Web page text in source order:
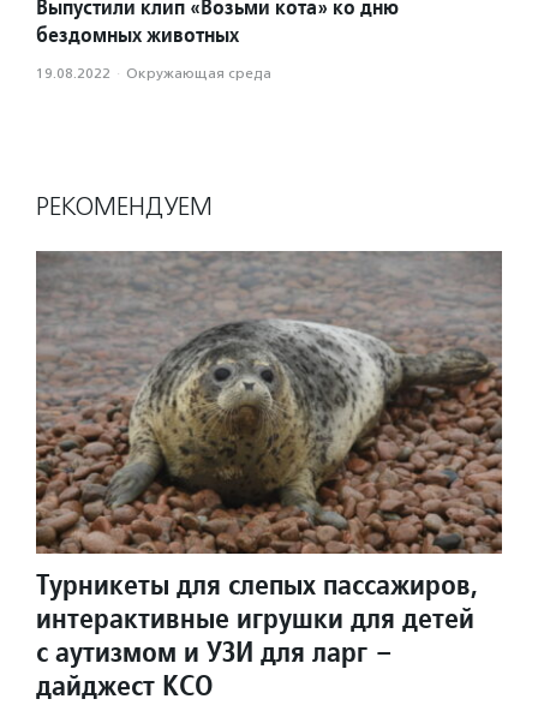
Выпустили клип «Возьми кота» ко дню
бездомных животных
19.08.2022 · Окружающая среда
РЕКОМЕНДУЕМ
Турникеты для слепых пассажиров,
интерактивные игрушки для детей
с аутизмом и УЗИ для ларг –
дайджест КСО